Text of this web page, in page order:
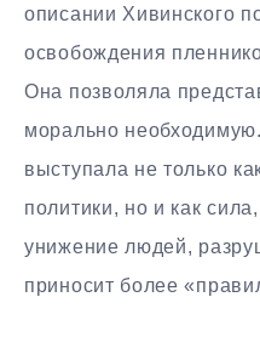
описании Хивинского
освобождения
Она позволяла
морально
выступала не только
политики, но и как
унижение людей,
приносит более